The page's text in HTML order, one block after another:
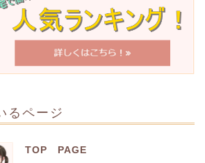
るページ
TOP PAGE